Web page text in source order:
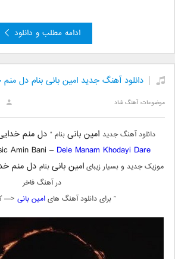
ادامه مطلب و دانلود
دانلود آهنگ جدید امین بانی بنام دل منم
موضوعات:آهنگ شاد
دانلود آهنگ جدید امین بانیبنام “ دل منم
Amin Bani – Dele Manam Khodayi Dare
موزیک جدید و بسیار زیبایامین بانیبنام دل منم
در آهنگ فاخر
” برای دانلود آهنگ هایامین بانی <—